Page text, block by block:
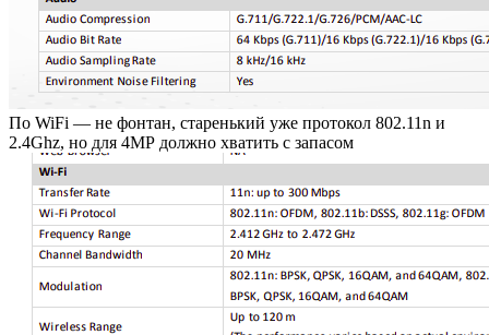
По WiFi — не фонтан, старенький уже протокол 802.11n и
2.4Ghz, но для 4МР должно хватить с запасом